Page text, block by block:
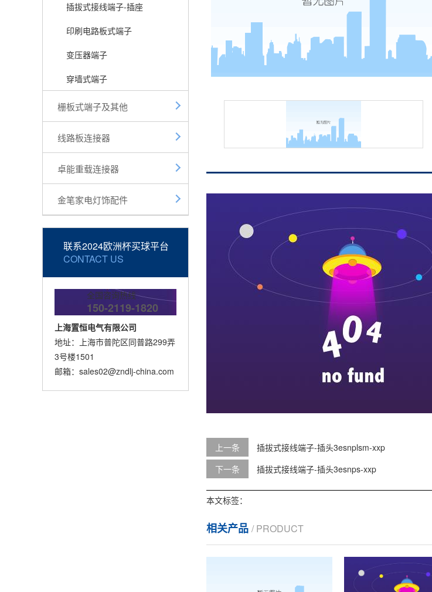
插拔式接线端子-插座
印刷电路板式端子
变压器端子
穿墙式端子
栅板式端子及其他
线路板连接器
卓能重载连接器
金笔家电灯饰配件
联系2024欧洲杯买球平台
CONTACT US
全国咨询热线
150-2119-1820
上海置恒电气有限公司
地址：上海市普陀区同普路299弄
3号楼1501
邮箱： sales02@zndlj-china.com
上一条
插拔式接线端子-插头3esnplsm-xxp
下一条
插拔式接线端子-插头3esnps-xxp
本文标签：
相关产品 / PRODUCT